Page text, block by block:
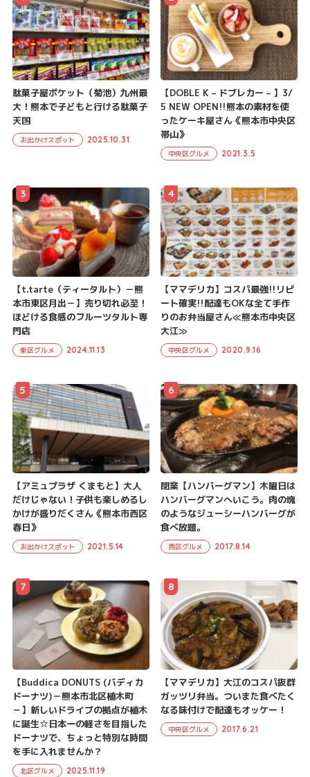
駄菓子屋ポケット（菊池）九州最
大！熊本で子どもと行ける駄菓子
天国
お出かけスポット 2025.10.31
【DOBLE K – ドブレカー – 】3/
5 NEW OPEN!!熊本の素材を使
ったケーキ屋さん《熊本市中央区
帯山》
中央区グルメ 2021.3.5
【t.tarte（ティータルト）－熊
本市東区月出－】売り切れ必至！
ほどける食感のフルーツタルト専
門店
東区グルメ 2024.11.13
3
【ママデリカ】コスパ最強!!リピ
ート確実!!配達もOKな全て手作
りのお弁当屋さん≪熊本市中央区
大江≫
中央区グルメ 2020.9.16
4
【アミュプラザ くまもと】大人
だけじゃない！子供も楽しめるし
かけが盛りだくさん《熊本市西区
春日》
お出かけスポット 2021.5.14
5
閉業【ハンバーグマン】木曜日は
ハンバーグマンへいこう。肉の塊
のようなジューシーハンバーグが
食べ放題。
西区グルメ 2017.8.14
6
【Buddica DONUTS (バディカ
ドーナツ)－熊本市北区植木町
－】新しいドライブの拠点が植木
に誕生☆日本一の軽さを目指した
ドーナツで、ちょっと特別な時間
を手に入れませんか？
北区グルメ 2025.11.19
7
【ママデリカ】大江のコスパ抜群
ガッツリ弁当。ついまた食べたく
なる味付けで配達もオッケー！
中央区グルメ 2017.6.21
8